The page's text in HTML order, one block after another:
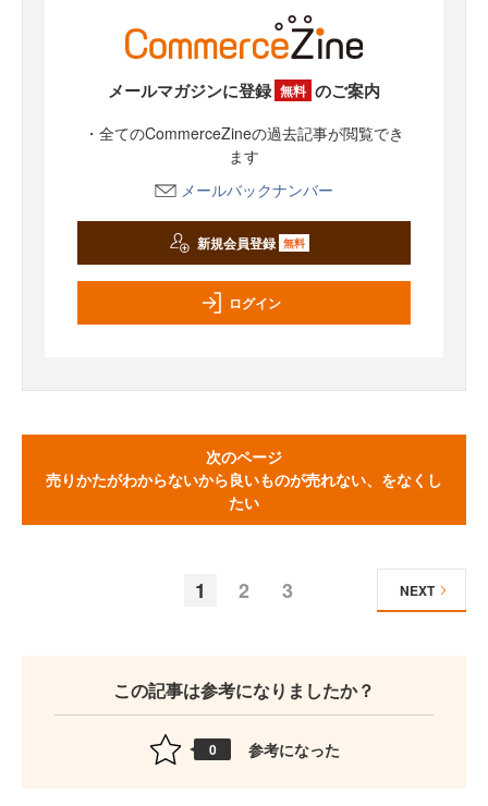
メールマガジンに登録 無料 のご案内
・全てのCommerceZineの過去記事が閲覧でき
ます
メールバックナンバー
新規会員登録 無料
ログイン
次のページ
売りかたがわからないから良いものが売れない、をなくし
たい
1 2 3 NEXT
この記事は参考になりましたか？
0 参考になった